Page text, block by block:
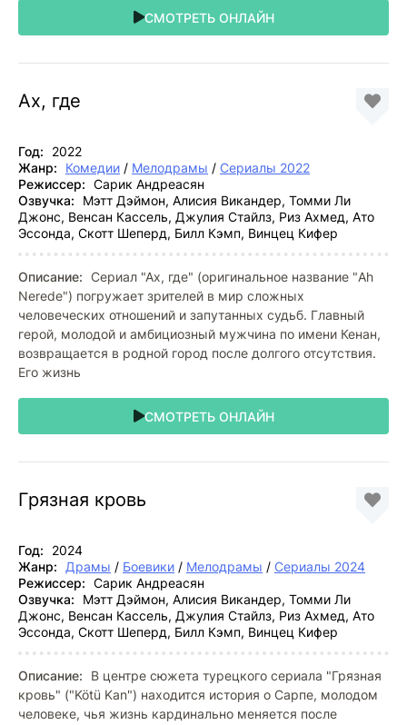
СМОТРЕТЬ ОНЛАЙН
Ах, где
Год:
2022
Жанр:
Комедии / Мелодрамы / Сериалы 2022
Режиссер: Сарик Андреасян
Озвучка:
Мэтт Дэймон, Алисия Викандер, Томми Ли
Джонс, Венсан Кассель, Джулия Стайлз, Риз Ахмед, Ато
Эссонда, Скотт Шеперд, Билл Кэмп, Винцец Кифер
Описание: Сериал "Ах, где" (оригинальное название "Ah
Nerede") погружает зрителей в мир сложных
человеческих отношений и запутанных судьб. Главный
герой, молодой и амбициозный мужчина по имени Кенан,
возвращается в родной город после долгого отсутствия.
Его жизнь
СМОТРЕТЬ ОНЛАЙН
Грязная кровь
Год:
2024
Жанр:
Драмы / Боевики / Мелодрамы / Сериалы 2024
Режиссер: Сарик Андреасян
Озвучка:
Мэтт Дэймон, Алисия Викандер, Томми Ли
Джонс, Венсан Кассель, Джулия Стайлз, Риз Ахмед, Ато
Эссонда, Скотт Шеперд, Билл Кэмп, Винцец Кифер
Описание:
В центре сюжета турецкого сериала "Грязная
кровь" ("Kötü Kan") находится история о Сарпе, молодом
человеке, чья жизнь кардинально меняется после